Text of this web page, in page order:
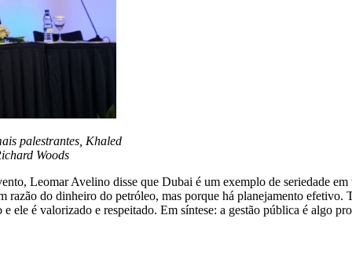
palestrantes, Khaled
Woods
Leomar Avelino disse que Dubai é um exemplo de seriedade
razão do dinheiro do petróleo, mas porque há planejamento efetivo.
ele é valorizado e respeitado. Em síntese: a gestão pública é algo